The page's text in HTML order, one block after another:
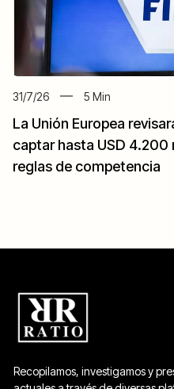
31/7/26 5 Min
La Unión Europea
captar hasta USD
reglas de competencia
Recopilamos, investigamos y